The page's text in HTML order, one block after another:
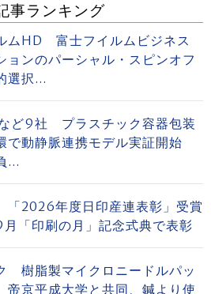
事ランキング
ムHD 富士フイルムビジネス
ョンのパーシャル・スピンオフ
選択...
ど9社 プラスチック容器包装
で動静脈連携モデル実証開始
...
2026年度日印産連表彰」受賞
「印刷の月」記念式典で表彰
樹脂製マイクロニードルパッ
京平成大学と共同、鍼より使